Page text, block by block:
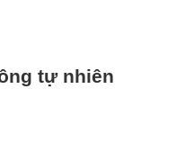
tự nhiên